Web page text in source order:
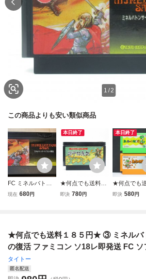
1 /2
この商品よりも安い類似商品
FC ミネルバトン
サーガ ラゴンの復
現在 680円
本日終了
★何点でも送料１
８５円★ 源平討魔
即決 780円
本日終了
★何点でも
８５円★２本
レ即発送
ト 動作確認
即決 580円
★何点でも送料１８５円★ ③ ミネルバ
の復活 ファミコン ソ18レ即発送 FC
タイトー
匿名配送